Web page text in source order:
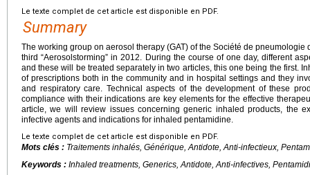
Le texte complet de cet article est disponible en PDF.
Summary
The working group on aerosol therapy (GAT) of the Société de
third “Aerosolstorming” in 2012. During the course of one day, different
and these will be treated separately in two articles, this one being the first.
of prescriptions both in the community and in hospital settings and they
and respiratory care. Technical aspects of the development of these
compliance with their indications are key elements for the effective
article, we will review issues concerning generic inhaled products, the
infective agents and indications for inhaled pentamidine.
Le texte complet de cet article est disponible en PDF.
Mots clés : Traitements inhalés, Générique, Antidote, Anti-infectieux,
Keywords : Inhaled treatments, Generics, Antidote, Anti-infectives,